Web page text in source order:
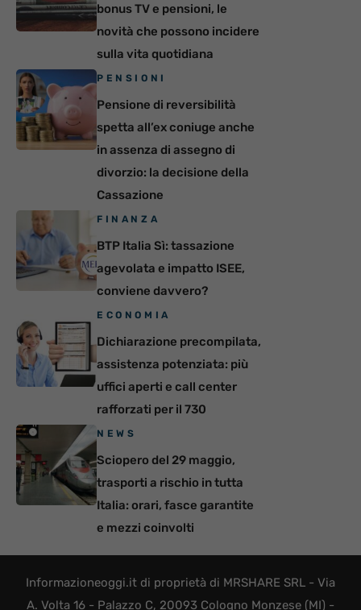
bonus TV e pensioni, le
novità che possono incidere
sulla vita quotidiana
PENSIONI
Pensione di reversibilità
spetta all’ex coniuge anche
in assenza di assegno di
divorzio: la decisione della
Cassazione
FINANZA
BTP Italia Sì: tassazione
agevolata e impatto ISEE,
conviene davvero?
ECONOMIA
Dichiarazione precompilata,
assistenza potenziata: più
uffici aperti e call center
rafforzati per il 730
NEWS
Sciopero del 29 maggio,
trasporti a rischio in tutta
Italia: orari, fasce garantite
e mezzi coinvolti
Informazioneoggi.it di proprietà di MRSHARE SRL - Via
A. Volta 16 - Palazzo C, 20093 Cologno Monzese (MI) -